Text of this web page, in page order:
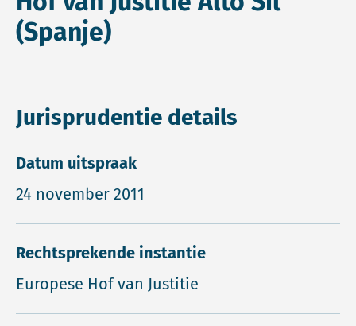
(Spanje)
Jurisprudentie details
Datum uitspraak
24 november 2011
Rechtsprekende instantie
Europese Hof van Justitie